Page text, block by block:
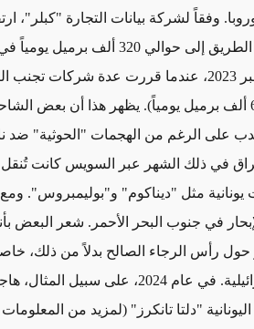
وفقاً لشركة بيانات التجارة "كبلر"،
البصرة العراقي الخام المنقول عبر ذلك الطريق إلى
– وهو أعلى حجم منذ كانون الأول/ ديسمبر 2023، عندما قررت عدة
على الرغم من الهجمات "الحوثية" ضد
في ذلك الشهر عبر السويس كانت
مثل "ديناكوم" و"بوليمبروس".
في جنوب البحر الأحمر. شعر البعض
رأس الرجاء الصالح بدلاً من ذلك،
لديها تاريخ من التجارة في الموانئ الإسرائيلية. في عام 2024، على سبيل
"دلتا تانكرز" (لمزيد من